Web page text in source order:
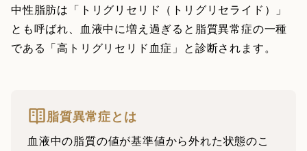
中性脂肪は「トリグリセリド（トリグリセライド）」
とも呼ばれ、血液中に増え過ぎると脂質異常症の一種
である「高トリグリセリド血症」と診断されます。
脂質異常症とは
血液中の脂質の値が基準値から外れた状態のこ